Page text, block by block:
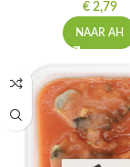
€2,79
NAAR AH